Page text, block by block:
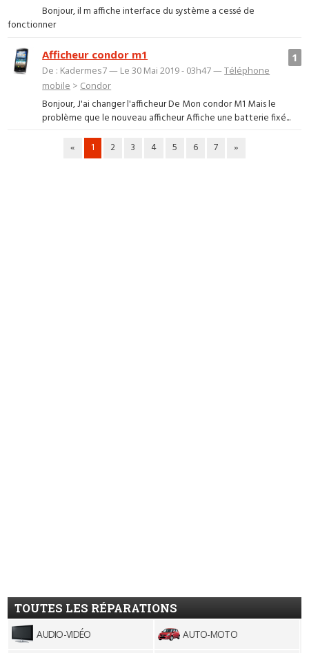
Bonjour, il m affiche interface du système a cessé de
fonctionner
1
Afficheur condor m1
De : Kadermes7 — Le 30 Mai 2019 - 03h47 —Téléphone
mobile > Condor
Bonjour, J'ai changer l'afficheur De Mon condor M1 Mais le
problème que le nouveau afficheur Affiche une batterie fixé...
« 1 2 3 4 5 6 7 »
TOUTES LES RÉPARATIONS
AUDIO-VIDÉO AUTO-MOTO